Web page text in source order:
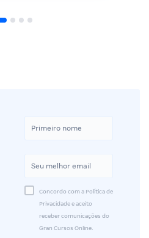
Concordo com a Política de
Privacidade e aceito
receber comunicações do
Gran Cursos Online.